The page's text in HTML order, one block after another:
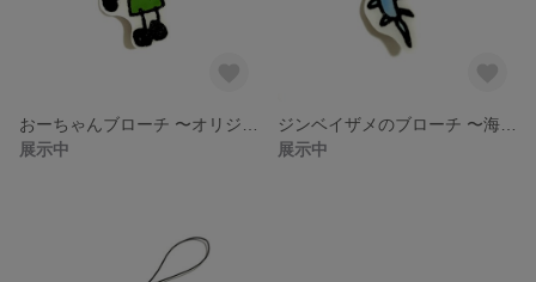
展示中
展示中